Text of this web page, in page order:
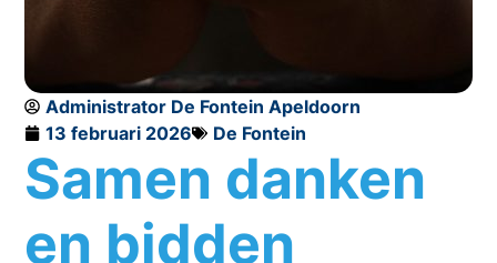
Administrator De Fontein Apeldoorn
13 februari 2026
De Fontein
Samen danken
en bidden